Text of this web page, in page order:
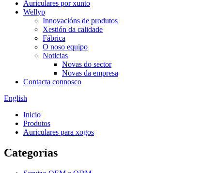
Auriculares por xunto
Wellyp
Innovacións de produtos
Xestión da calidade
Fábrica
O noso equipo
Noticias
Novas do sector
Novas da empresa
Contacta connosco
English
Inicio
Produtos
Auriculares para xogos
Categorías